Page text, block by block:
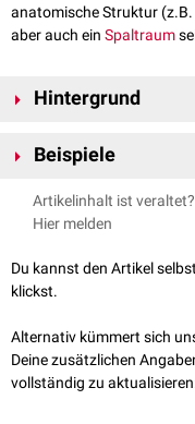
anatomische Struktur (z.B.
aber auch ein Spaltraum
Hintergrund
Bedeutung.Muskellogen
Abszesslogensind hingegen
Entzündungausbreitet.
Beispiele
Muskellogen
Flexorenlogen
Extensorenlogen(z.B.
Compartimentum femoris
Abszesslogen
Submandibularloge
Artikelinhalt ist veraltet?
Hier melden
Du kannst den Artikel
klickst.
Alternativ kümmert sich
Deine zusätzlichen
vollständig zu